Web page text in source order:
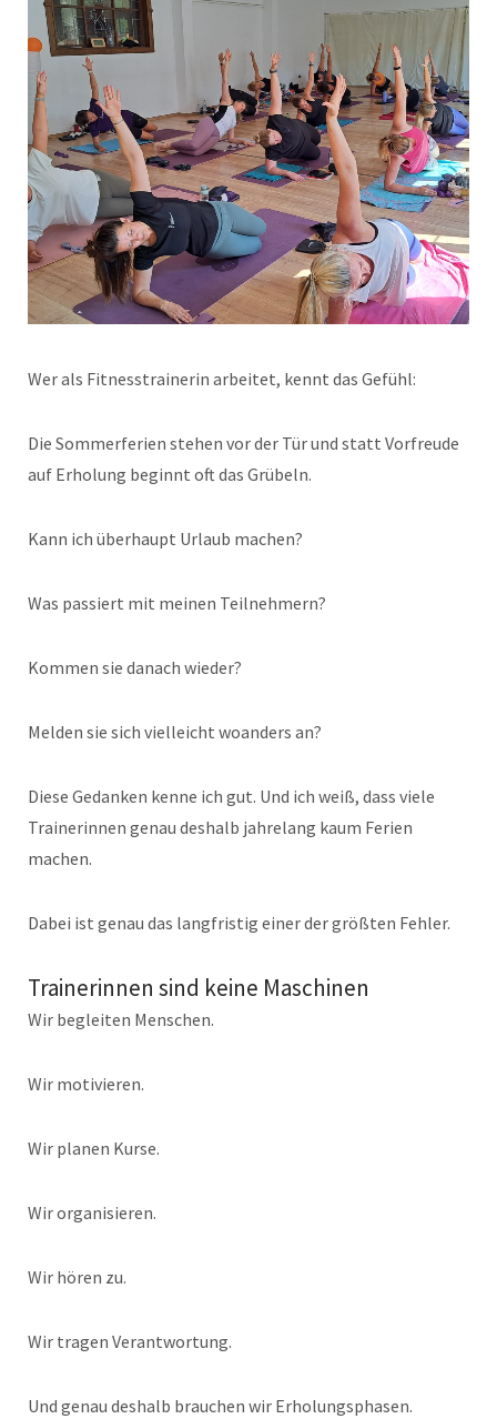
Wer als Fitnesstrainerin arbeitet, kennt das Gefühl:
Die Sommerferien stehen vor der Tür und statt Vorfreude
auf Erholung beginnt oft das Grübeln.
Kann ich überhaupt Urlaub machen?
Was passiert mit meinen Teilnehmern?
Kommen sie danach wieder?
Melden sie sich vielleicht woanders an?
Diese Gedanken kenne ich gut. Und ich weiß, dass viele
Trainerinnen genau deshalb jahrelang kaum Ferien
machen.
Dabei ist genau das langfristig einer der größten Fehler.
Trainerinnen sind keine Maschinen
Wir begleiten Menschen.
Wir motivieren.
Wir planen Kurse.
Wir organisieren.
Wir hören zu.
Wir tragen Verantwortung.
Und genau deshalb brauchen wir Erholungsphasen.